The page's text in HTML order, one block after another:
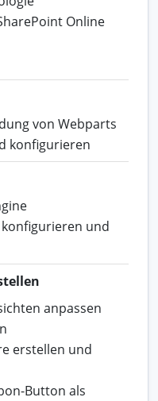
Online
von Webparts
konfigurieren
und
anpassen
erstellen und
Button als